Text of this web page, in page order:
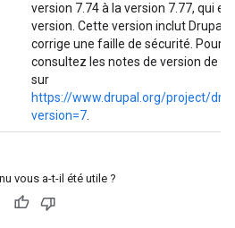
version 7.74 à la version 7.77, qui
version. Cette version inclut Drupal
corrige une faille de sécurité. Pour
consultez les notes de version de
sur
https://www.drupal.org/project/
version=7
vous a-t-il été utile ?